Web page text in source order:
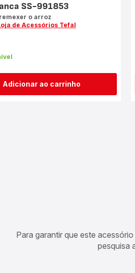
Adicionar ao carrinho
SS-991853
o arroz
de Acessórios Tefal
Para garantir que este
pesquisa